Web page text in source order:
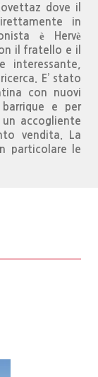
dove il
in
è Hervè
il fratello e il
interessante,
E’ stato
con nuovi
e per
accogliente
vendita. La
particolare le